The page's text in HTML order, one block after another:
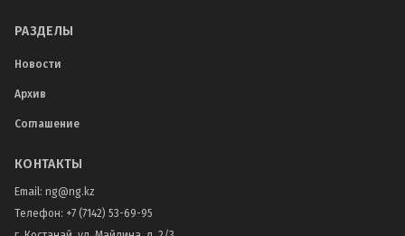
РАЗДЕЛЫ
Новости
Архив
Соглашение
КОНТАКТЫ
Email: ng@ng.kz
Телефон: +7 (7142) 53-69-95